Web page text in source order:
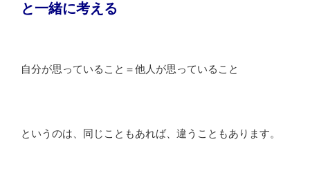
と一緒に考える
自分が思っていること＝他人が思っていること
というのは、同じこともあれば、違うこともあります。